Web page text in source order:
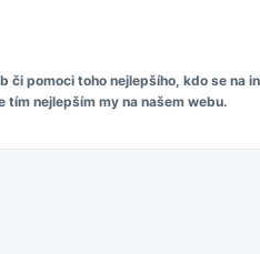
či pomoci toho nejlepšího, kdo se na
tím nejlepším my na našem webu.